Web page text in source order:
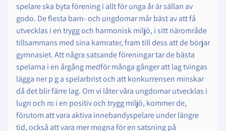
spelare ska byta förening i allt för unga år är sällan av
godo. De flesta barn- och ungdomar mår bäst av att få
utvecklas i en trygg och harmonisk miljö, i sitt närområde
tillsammans med sina kamrater, fram till dess att de börjar
gymnasiet. Att några satsande föreningar tar de bästa
spelarna i en årgång medför många gånger att lag tvingas
lägga ner p g a spelarbrist och att konkurrensen minskar
då det blir färre lag. Om vi låter våra ungdomar utvecklas i
lugn och ro i en positiv och trygg miljö, kommer de,
förutom att vara aktiva innebandyspelare under längre
tid, också att vara mer mogna för en satsning på